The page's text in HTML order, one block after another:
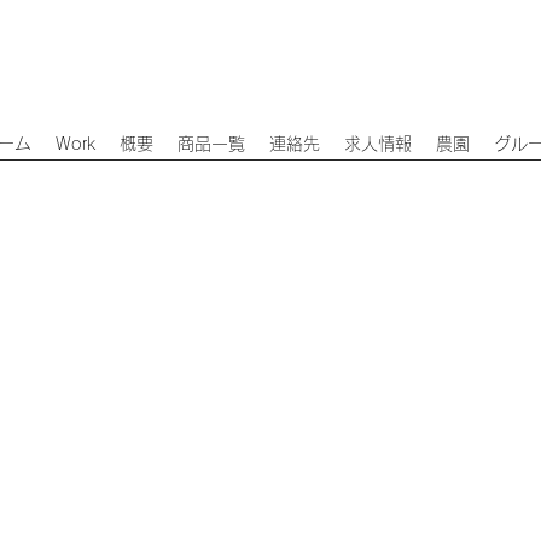
ム Work 概要 商品一覧 連絡先 求人情報 農園 グル